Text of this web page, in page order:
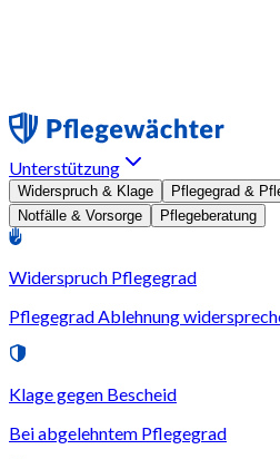
Unterstützung
Widerspruch & Klage
Pflegegrad &
Notfälle & Vorsorge
Pflegeberatung
Widerspruch Pflegegrad
Pflegegrad Ablehnung
Klage gegen Bescheid
Bei abgelehntem Pflegegrad